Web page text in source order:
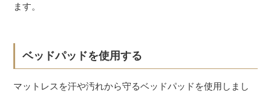
ます。
ベッドパッドを使用する
マットレスを汗や汚れから守るベッドパッドを使用しまし